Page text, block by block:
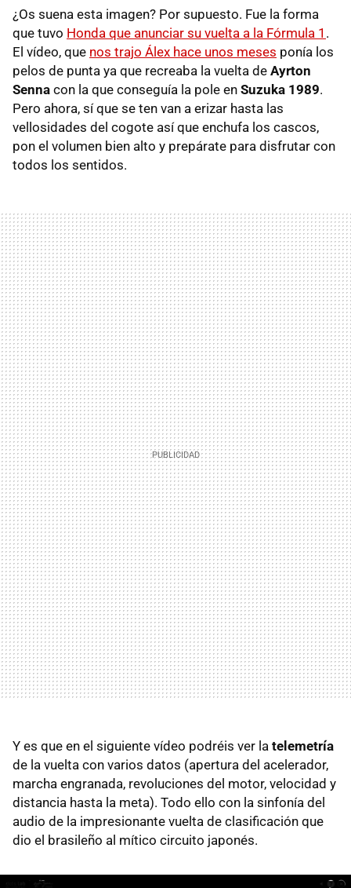
¿Os suena esta imagen? Por supuesto. Fue la forma
que tuvo Honda que anunciar su vuelta a la Fórmula 1 .
El vídeo, que nos trajo Álex hace unos meses ponía los
pelos de punta ya que recreaba la vuelta de Ayrton
Senna con la que conseguía la pole en Suzuka 1989.
Pero ahora, sí que se ten van a erizar hasta las
vellosidades del cogote así que enchufa los cascos,
pon el volumen bien alto y prepárate para disfrutar con
todos los sentidos.
Y es que en el siguiente vídeo podréis ver la telemetría
de la vuelta con varios datos (apertura del acelerador,
marcha engranada, revoluciones del motor, velocidad y
distancia hasta la meta). Todo ello con la sinfonía del
audio de la impresionante vuelta de clasificación que
dio el brasileño al mítico circuito japonés.